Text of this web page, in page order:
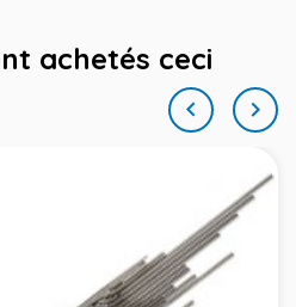
achetés ceci
 